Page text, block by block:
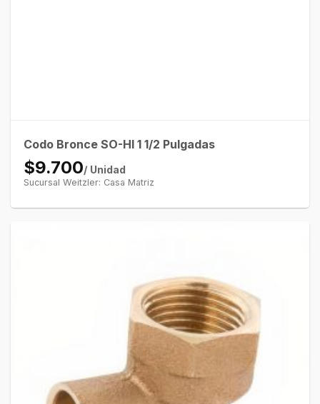
Codo Bronce SO-HI 1 1/2 Pulgadas
$9.700/ Unidad
Sucursal Weitzler: Casa Matriz